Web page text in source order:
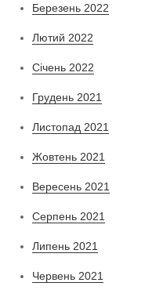
Березень 2022
Лютий 2022
Січень 2022
Грудень 2021
Листопад 2021
Жовтень 2021
Вересень 2021
Серпень 2021
Липень 2021
Червень 2021